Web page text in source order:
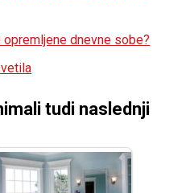
dnevne sobe?
tudi naslednji